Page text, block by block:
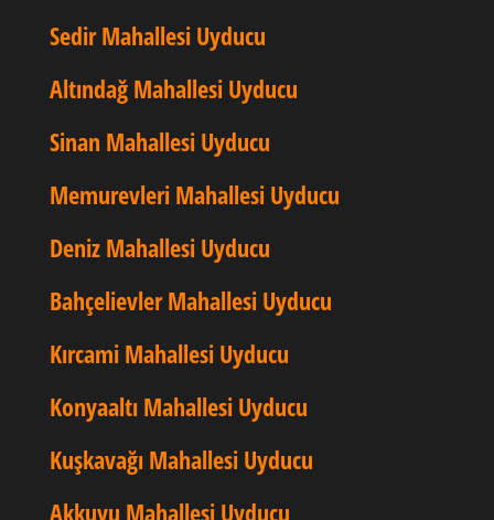
Sedir Mahallesi Uyducu
Altındağ Mahallesi Uyducu
Sinan Mahallesi Uyducu
Memurevleri Mahallesi Uyducu
Deniz Mahallesi Uyducu
Bahçelievler Mahallesi Uyducu
Kırcami Mahallesi Uyducu
Konyaaltı Mahallesi Uyducu
Kuşkavağı Mahallesi Uyducu
Akkuyu Mahallesi Uyducu